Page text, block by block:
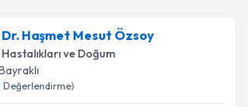
e-posta ile bilgilendireceğiz.
Haşmet Mesut Özsoy
Hastalıkları ve Doğum
Değerlendirme)